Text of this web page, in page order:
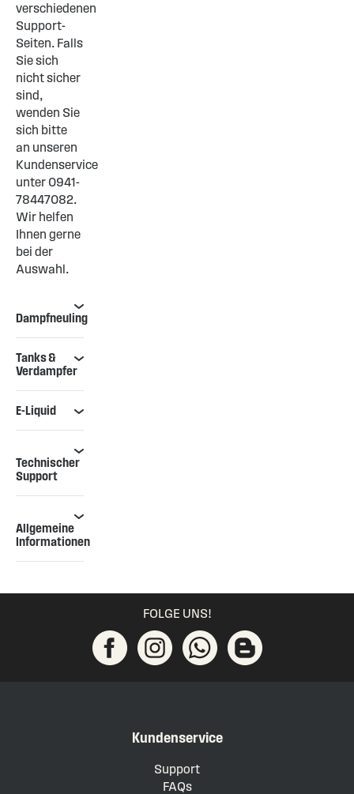
verschiedenen
Support-
Seiten. Falls
Sie sich
nicht sicher
sind,
wenden Sie
sich bitte
an unseren
Kundenservice
unter 0941-
78447082.
Wir helfen
Ihnen gerne
bei der
Auswahl.
Dampfneuling
Tanks &
Verdampfer
E-Liquid
Technischer
Support
Allgemeine
Informationen
FOLGE UNS!
Kundenservice
Support
FAQs